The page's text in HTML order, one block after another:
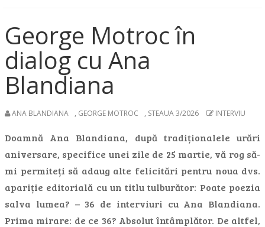
George Motroc în
dialog cu Ana
Blandiana
ANA BLANDIANA , GEORGE MOTROC , STEAUA 3/2026 INTERVIU
Doamnă Ana Blandiana, după tradiționalele urări
aniversare, specifice unei zile de 25 martie, vă rog să-
mi permiteți să adaug alte felicitări pentru noua dvs.
apariție editorială cu un titlu tulburător: Poate poezia
salva lumea? – 36 de interviuri cu Ana Blandiana.
Prima mirare: de ce 36? Absolut întâmplător. De altfel,